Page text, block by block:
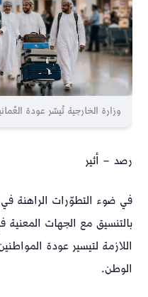
وزارة الخارجية تُيسّر عودة
رصد – أثير
في ضوء التطوّرات الراهنة
بالتنسيق مع الجهات المعنية
اللازمة لتيسير عودة
الوطن.